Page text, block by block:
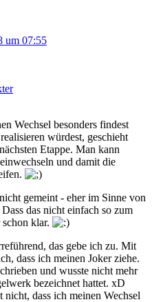
um 07:55
Wechsel besonders findest
würdest, geschieht
Etappe. Man kann
und damit die
gemeint - eher im Sinne von
das nicht einfach so zum
klar.
das gebe ich zu. Mit
dass ich meinen Joker ziehe.
und wusste nicht mehr
bezeichnet hattet. xD
dass ich meinen Wechsel